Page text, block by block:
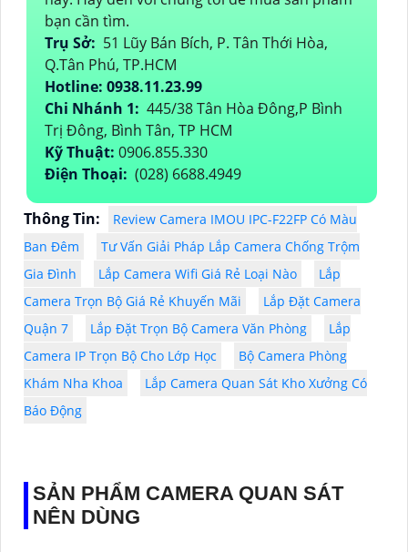
bạn cần tìm.
Trụ Sở: 51 Lũy Bán Bích, P. Tân Thới Hòa,
Q.Tân Phú, TP.HCM
Hotline: 0938.11.23.99
Chi Nhánh 1: 445/38 Tân Hòa Đông,P Bình
Trị Đông, Bình Tân, TP HCM
Kỹ Thuật: 0906.855.330
Điện Thoại: (028) 6688.4949
Thông Tin:
Review Camera IMOU IPC-F22FP Có Màu
Ban Đêm
Tư Vấn Giải Pháp Lắp Camera Chống Trộm
Gia Đình
Lắp Camera Wifi Giá Rẻ Loại Nào
Lắp
Camera Trọn Bộ Giá Rẻ Khuyến Mãi
Lắp Đặt Camera
Quận 7
Lắp Đặt Trọn Bộ Camera Văn Phòng
Lắp
Camera IP Trọn Bộ Cho Lớp Học
Bộ Camera Phòng
Khám Nha Khoa
Lắp Camera Quan Sát Kho Xưởng Có
Báo Động
SẢN PHẨM CAMERA QUAN SÁT
NÊN DÙNG